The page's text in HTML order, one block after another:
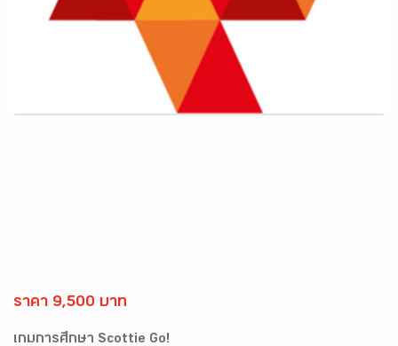
ราคา 9,500 บาท
เกมการศึกษา Scottie Go!